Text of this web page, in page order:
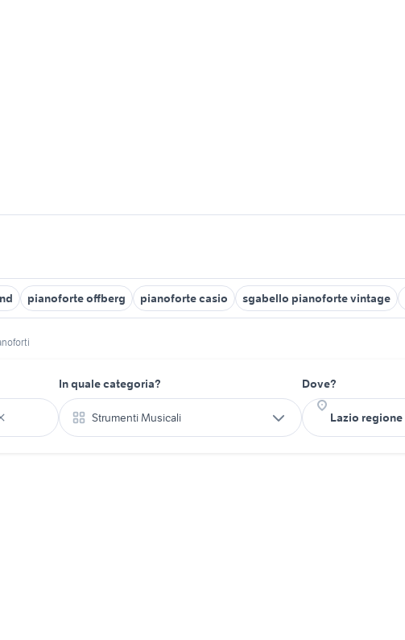
pianoforte offberg pianoforte casio sgabello pianoforte vintage
In quale categoria?
Strumenti Musicali
Dove?